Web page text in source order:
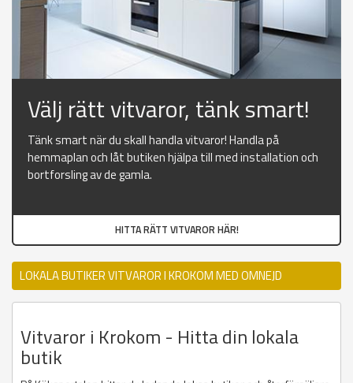
Välj rätt vitvaror, tänk smart!
Tänk smart när du skall handla vitvaror! Handla på
hemmaplan och låt butiken hjälpa till med installation och
bortforsling av de gamla.
HITTA RÄTT VITVAROR HÄR!
LOKALA BUTIKER VITVAROR I KROKOM MED OMNEJD
Vitvaror i Krokom - Hitta din lokala
butik